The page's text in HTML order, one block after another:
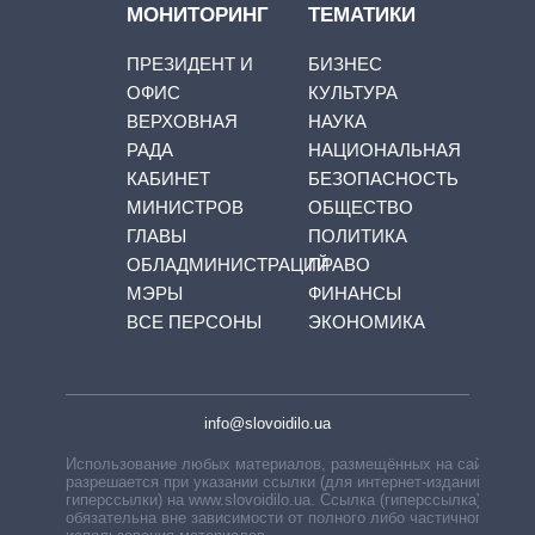
МОНИТОРИНГ
ПРЕЗИДЕНТ И
ОФИС
ВЕРХОВНАЯ
РАДА
КАБИНЕТ
МИНИСТРОВ
ГЛАВЫ
ОБЛАДМИНИСТРАЦИЙ
МЭРЫ
ВСЕ ПЕРСОНЫ
ТЕМАТИКИ
БИЗНЕС
КУЛЬТУРА
НАУКА
НАЦИОНАЛЬНАЯ
БЕЗОПАСНОСТЬ
ОБЩЕСТВО
ПОЛИТИКА
ПРАВО
ФИНАНСЫ
ЭКОНОМИКА
info@slovoidilo.ua
Использование любых материалов, размещённых на сайте,
разрешается при указании ссылки (для интернет-изданий —
гиперссылки) на www.slovoidilo.ua. Ссылка (гиперссылка)
обязательна вне зависимости от полного либо частичного